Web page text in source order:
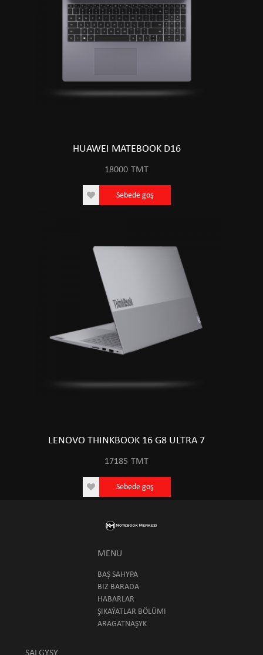
HUAWEI MATEBOOK D16
18000 TMT
Sebede goş
LENOVO THINKBOOK 16 G8 ULTRA 7
17185 TMT
Sebede goş
MENU
BAŞ SAHYPA
BIZ BARADA
HABARLAR
ŞIKAÝATLAR BÖLÜMI
ARAGATNAŞYK